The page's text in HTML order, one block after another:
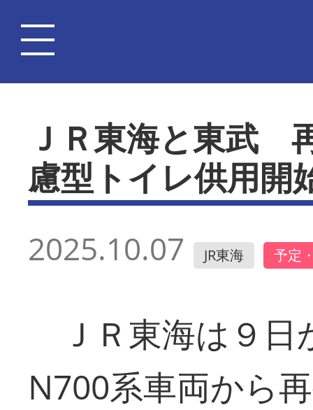
ＪＲ東海と東武
慮型トイレ供用開
2025.10.07 JR東海 予定
ＪＲ東海は９日
N700系車両から